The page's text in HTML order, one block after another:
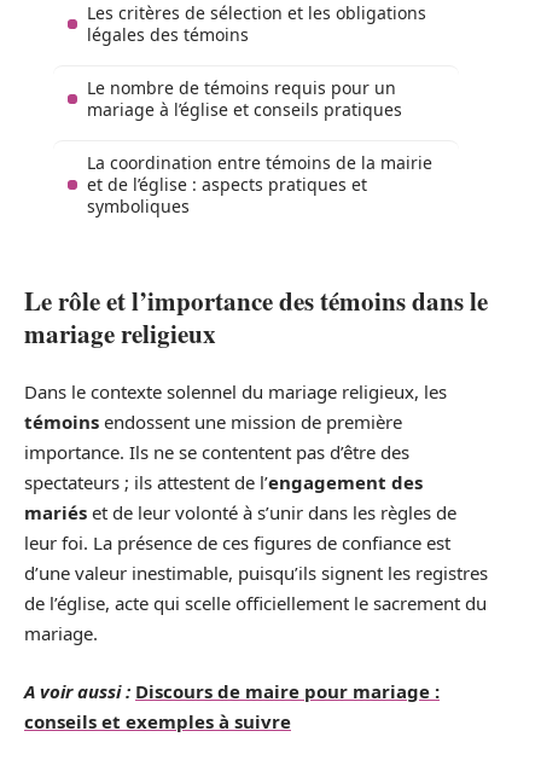
Les critères de sélection et les obligations
légales des témoins
Le nombre de témoins requis pour un
mariage à l’église et conseils pratiques
La coordination entre témoins de la mairie
et de l’église : aspects pratiques et
symboliques
Le rôle et l’importance des témoins dans le
mariage religieux
Dans le contexte solennel du mariage religieux, les
témoins endossent une mission de première
importance. Ils ne se contentent pas d’être des
spectateurs ; ils attestent de l’engagement des
mariés et de leur volonté à s’unir dans les règles de
leur foi. La présence de ces figures de confiance est
d’une valeur inestimable, puisqu’ils signent les registres
de l’église, acte qui scelle officiellement le sacrement du
mariage.
A voir aussi : Discours de maire pour mariage :
conseils et exemples à suivre